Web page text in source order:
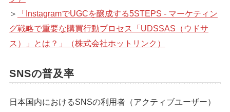
＞
「InstagramでUGCを醸成する5STEPS - マーケティン
グ戦略で重要な購買行動プロセス「UDSSAS（ウドサ
ス）」とは？」（株式会社ホットリンク）
SNSの普及率
日本国内におけるSNSの利用者（アクティブユーザー）